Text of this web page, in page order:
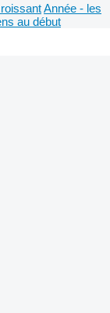
Année - les
au début